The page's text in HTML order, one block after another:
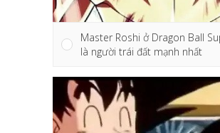
Master Roshi ở Dragon Ball
là người trái đất mạnh nhất